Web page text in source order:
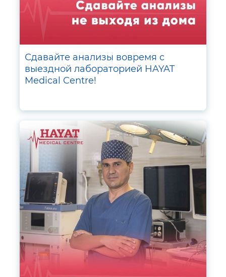
Сдавайте анализы вовремя с
выездной лабораторией HAYAT
Medical Centre!